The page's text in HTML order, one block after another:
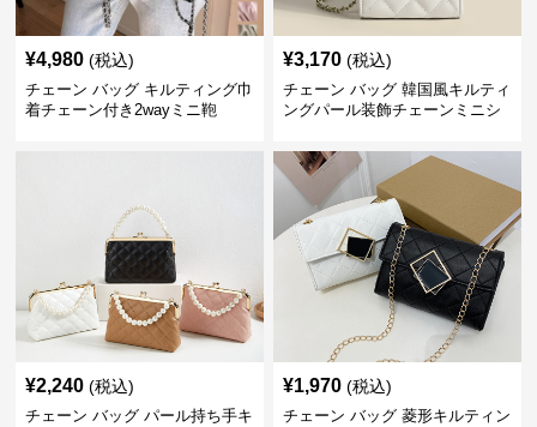
¥4,980 (税込)
チェーン バッグ キルティング巾
着チェーン付き2wayミニ鞄
¥3,170 (税込)
チェーン バッグ 韓国風キルティ
ングパール装飾チェーンミニシ
¥2,240 (税込)
チェーン バッグ パール持ち手キ
¥1,970 (税込)
チェーン バッグ 菱形キルティン